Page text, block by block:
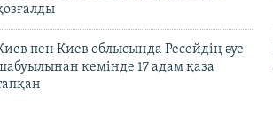
пен Киев облысында Ресейдің әуе
кемінде 17 адам қаза